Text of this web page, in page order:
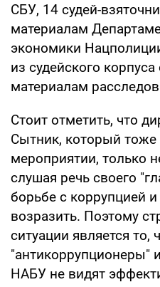
СБУ, 14 судей-
материалам
экономики
из судейского
материалам
Стоит отметить, что
Сытник, который тоже
мероприятии, только
слушая речь своего
борьбе с коррупцией
возразить. Поэтому
ситуации является то,
"антикоррупционеры"
НАБУ не видят